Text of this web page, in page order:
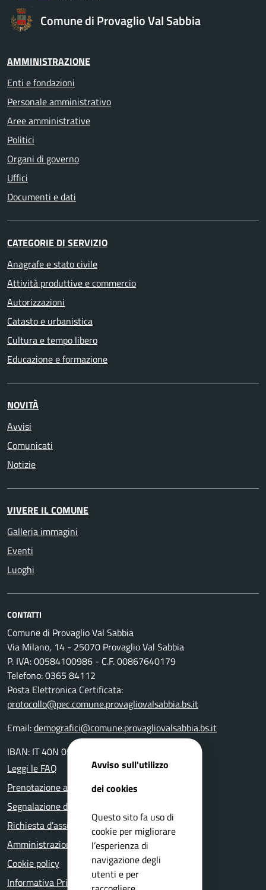
Comune di Provaglio Val Sabbia
AMMINISTRAZIONE
Enti e fondazioni
Personale amministrativo
Aree amministrative
Politici
Organi di governo
Uffici
Documenti e dati
CATEGORIE DI SERVIZIO
Anagrafe e stato civile
Attività produttive e commercio
Autorizzazioni
Catasto e urbanistica
Cultura e tempo libero
Educazione e formazione
NOVITÀ
Avvisi
Comunicati
Notizie
VIVERE IL COMUNE
Galleria immagini
Eventi
Luoghi
CONTATTI
Comune di Provaglio Val Sabbia
Via Milano, 14 - 25070 Provaglio Val Sabbia
P. IVA: 00584100986 - C.F. 00867640179
Telefono: 0365 84112
Posta Elettronica Certificata:
protocollo@pec.comune.provagliovalsabbia.bs.it
Email:demografici@comune.provagliovalsabbia.bs.it
IBAN: IT 40N 05116 55160 000000001400
Leggi le FAQ
Prenotazione appuntamento
Segnalazione disservizio
Richiesta d'assistenza
Amministrazione trasparente
Cookie policy
Informativa Privacy
Avviso sull'utilizzo
dei cookies
Questo sito fa uso di
cookie per migliorare
l’esperienza di
navigazione degli
utenti e per